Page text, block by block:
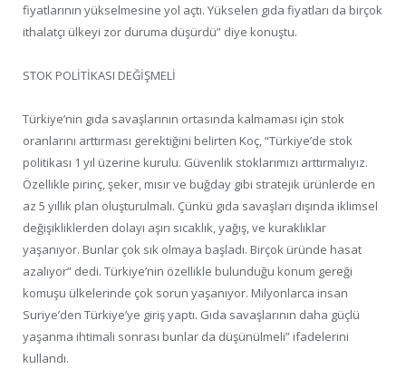
fiyatlarının yükselmesine yol açtı. Yükselen gıda fiyatları da birçok
ithalatçı ülkeyi zor duruma düşürdü” diye konuştu.
STOK POLİTİKASI DEĞİŞMELİ
Türkiye’nin gıda savaşlarının ortasında kalmaması için stok
oranlarını arttırması gerektiğini belirten Koç, “Türkiye’de stok
politikası 1 yıl üzerine kurulu. Güvenlik stoklarımızı arttırmalıyız.
Özellikle pirinç, şeker, mısır ve buğday gibi stratejik ürünlerde en
az 5 yıllık plan oluşturulmalı. Çünkü gıda savaşları dışında iklimsel
değişikliklerden dolayı aşırı sıcaklık, yağış, ve kuraklıklar
yaşanıyor. Bunlar çok sık olmaya başladı. Birçok üründe hasat
azalıyor” dedi. Türkiye’nin özellikle bulunduğu konum gereği
komuşu ülkelerinde çok sorun yaşanıyor. Milyonlarca insan
Suriye’den Türkiye’ye giriş yaptı. Gıda savaşlarının daha güçlü
yaşanma ihtimali sonrası bunlar da düşünülmeli” ifadelerini
kullandı.